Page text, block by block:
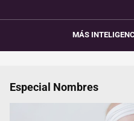
MÁS
Especial Nombres